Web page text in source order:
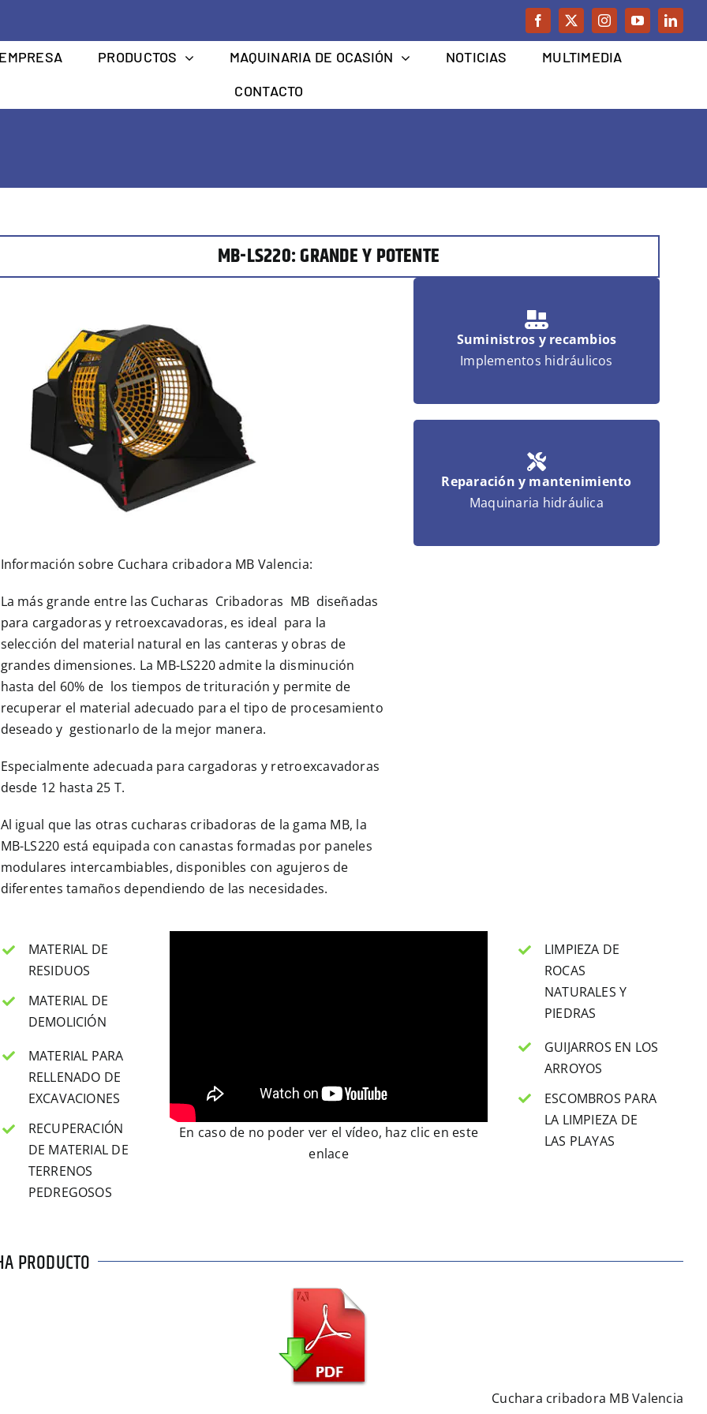
PRODUCTOS MAQUINARIA DE OCASIÓN NOTICIAS
MULTIMEDIA
CONTACTO
MB-LS220: GRANDE Y POTENTE
Información sobre Cuchara cribadora MB Valencia:
La más grande entre las Cucharas Cribadoras MB diseñadas
para cargadoras y retroexcavadoras, es ideal para la
selección del material natural en las canteras y obras de
grandes dimensiones. La MB-LS220 admite la disminución
hasta del 60% de los tiempos de trituración y permite de
recuperar el material adecuado para el tipo de procesamiento
deseado y gestionarlo de la mejor manera.
Especialmente adecuada para cargadoras y retroexcavadoras
desde 12 hasta 25 T.
Al igual que las otras cucharas cribadoras de la gama MB, la
MB-LS220 está equipada con canastas formadas por paneles
modulares intercambiables, disponibles con agujeros de
diferentes tamaños dependiendo de las necesidades.
Suministros y recambios
Implementos hidráulicos
Reparación y mantenimiento
Maquinaria hidráulica
MATERIAL DE
RESIDUOS
MATERIAL DE
DEMOLICIÓN
MATERIAL PARA
RELLENADO DE
EXCAVACIONES
RECUPERACIÓN
DE MATERIAL DE
TERRENOS
PEDREGOSOS
En caso de no poder ver el vídeo, haz clic en este
enlace
LIMPIEZA DE
ROCAS
NATURALES Y
PIEDRAS
GUIJARROS EN LOS
ARROYOS
ESCOMBROS PARA
LA LIMPIEZA DE
LAS PLAYAS
PRODUCTO
Cuchara cribadora MB Valencia